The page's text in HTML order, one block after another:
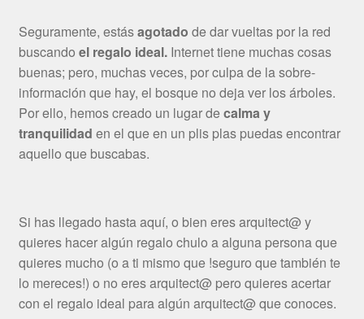
Seguramente, estásagotado de dar vueltas por la red
buscando el regalo ideal.Internet tiene muchas cosas
buenas; pero, muchas veces, por culpa de la sobre-
información que hay, el bosque no deja ver los árboles.
Por ello, hemos creado un lugar decalma y
tranquilidad en el que en un plis plas puedas encontrar
aquello que buscabas.
Si has llegado hasta aquí, o bien eres arquitect@ y
quieres hacer algún regalo chulo a alguna persona que
quieres mucho (o a ti mismo que !seguro que también te
lo mereces!) o no eres arquitect@ pero quieres acertar
con el regalo ideal para algún arquitect@ que conoces.